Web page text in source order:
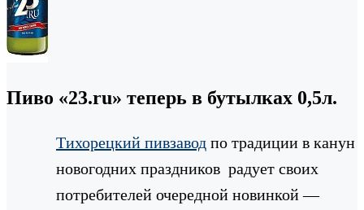
Пиво «23.ru» теперь в бутылках 0,5л.
Тихорецкий пивзавод по традиции в канун
новогодних праздников радует своих
потребителей очередной новинкой —